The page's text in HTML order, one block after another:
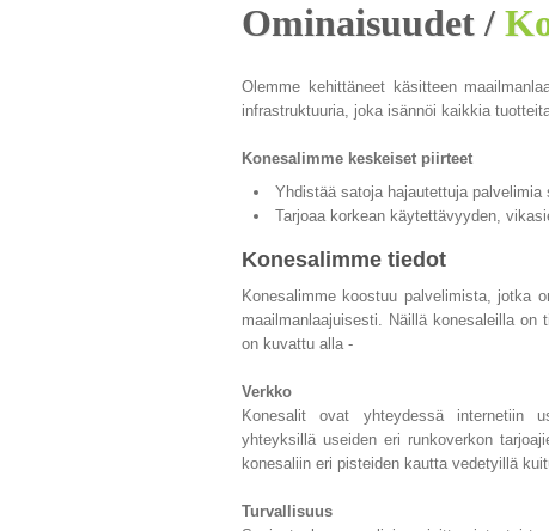
Ominaisuudet /
Olemme kehittäneet käsitteen
infrastruktuuria, joka isännöi kaikkia
Konesalimme keskeiset piirteet
Yhdistää satoja hajautettuja palvelimia
Tarjoaa korkean käytettävyyden,
Konesalimme tiedot
Konesalimme koostuu palvelimista, jotka
maailmanlaajuisesti. Näillä konesaleilla
on kuvattu alla -
Verkko
Konesalit ovat yhteydessä internetiin
yhteyksillä useiden eri runkoverkon
konesaliin eri pisteiden kautta vedetyillä
Turvallisuus